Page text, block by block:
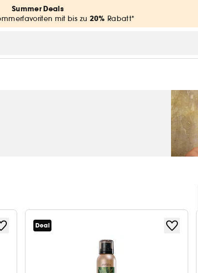
Summer Deals
mit bis zu 20% Rabatt*
Deal